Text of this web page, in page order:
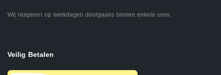
Wij reageren op werkdagen doorgaans binnen enkele uren.
Veilig Betalen